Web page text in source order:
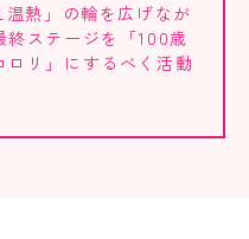
熱」の輪を広げなが
終ステージを「100歳
ロリ」にするべく活動